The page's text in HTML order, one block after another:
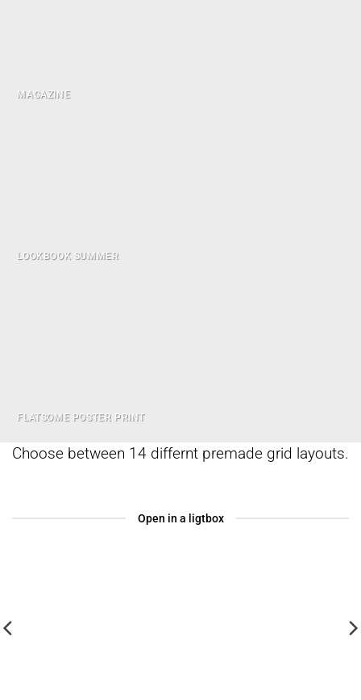
MAGAZINE
LOOKBOOK SUMMER
FLATSOME POSTER PRINT
Choose between 14 differnt premade grid layouts.
Open in a ligtbox